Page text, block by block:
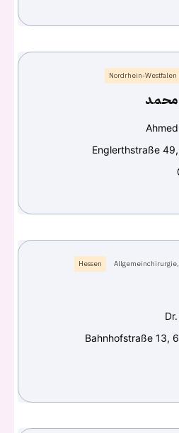
Nordrhein-Westfalen
محمد
Englerthstraße
Hessen
Bahnhofstraße 13,